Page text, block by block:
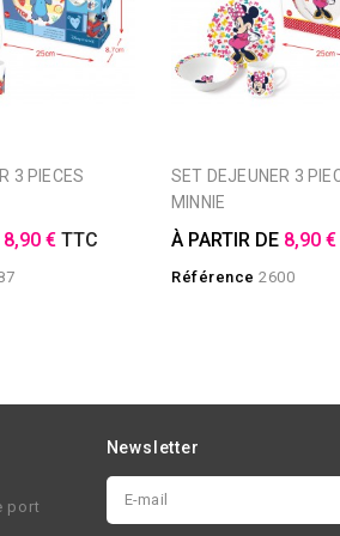
8,90 € TTC
SET DEJEUNER 3 PIECES
MINNIE
À PARTIR DE 8,90 €
Référence 2600
port
Newsletter